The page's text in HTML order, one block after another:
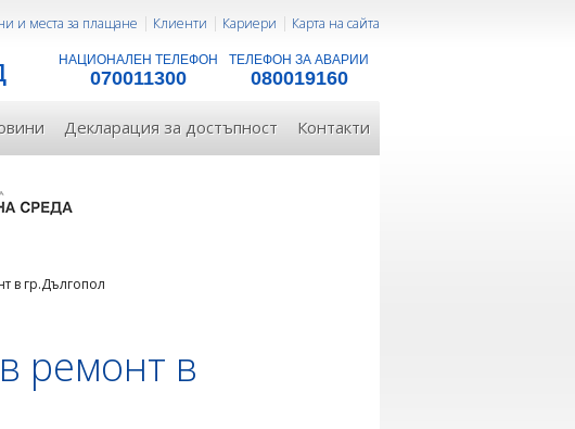
НАЦИОНАЛЕН ТЕЛЕФОН
070011300
ТЕЛЕФОН ЗА АВАРИИ
080019160
и места за плащане Клиенти Кариери Карта на сайта
Декларация за достъпност Контакти
в гр.Дългопол
ремонт в